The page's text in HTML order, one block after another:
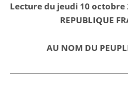
Lecture du jeudi 10 octobre
REPUBLIQUE
AU NOM DU